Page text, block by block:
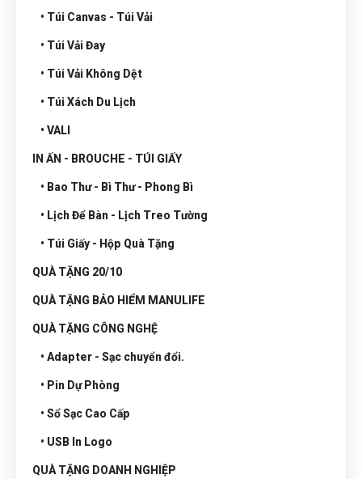
• Túi Canvas - Túi Vải
• Túi Vải Đay
• Túi Vải Không Dệt
• Túi Xách Du Lịch
• VALI
IN ẤN - BROUCHE - TÚI GIẤY
• Bao Thư - Bì Thư - Phong Bì
• Lịch Để Bàn - Lịch Treo Tường
• Túi Giấy - Hộp Quà Tặng
QUÀ TẶNG 20/10
QUÀ TẶNG BẢO HIỂM MANULIFE
QUÀ TẶNG CÔNG NGHỆ
• Adapter - Sạc chuyển đổi.
• Pin Dự Phòng
• Sổ Sạc Cao Cấp
• USB In Logo
QUÀ TẶNG DOANH NGHIỆP